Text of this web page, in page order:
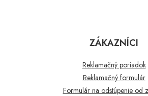
ZÁKAZNÍCI
Reklamačný poriadok
Reklamačný formulár
Formulár na odstúpenie od